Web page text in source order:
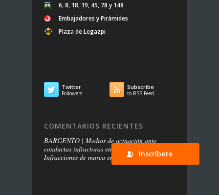
6, 8, 18, 19, 45, 78 y 148
Embajadores y Pirámides
Plaza de Legazpi
 Twitter
Followers  Subscribe
to RSS Feed
COMENTARIOS RECIENTES
BARGENTO | Medios de actuación ante
conductas infractoras en redes sociales
en
Infracciones de marca en las redes sociales
Inscríbete